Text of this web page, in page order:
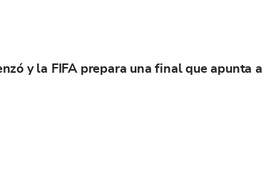
y la FIFA prepara una final que apunta